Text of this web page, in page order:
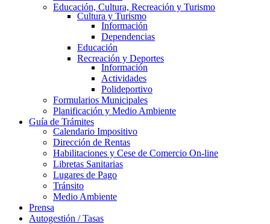
Educación, Cultura, Recreación y Turismo
Cultura y Turismo
Información
Dependencias
Educación
Recreación y Deportes
Información
Actividades
Polideportivo
Formularios Municipales
Planificación y Medio Ambiente
Guía de Trámites
Calendario Impositivo
Dirección de Rentas
Habilitaciones y Cese de Comercio On-line
Libretas Sanitarias
Lugares de Pago
Tránsito
Medio Ambiente
Prensa
Autogestión / Tasas